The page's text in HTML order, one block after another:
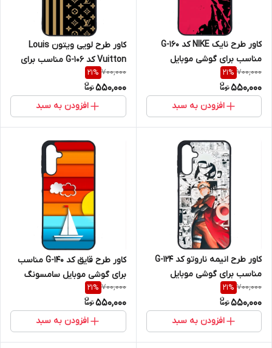
کاور طرح نایک NIKE کد G-160
مناسب برای گوشی موبایل
سامسونگ Galaxy A16 4G / A16
5G
700,000
21%
550,000
افزودن به سبد
کاور طرح لویی ویتون Louis
Vuitton کد G-106 مناسب برای
A16 4G / A16 5G
700,000
21%
550,000
افزودن به سبد
کاور طرح انیمه ناروتو کد G-124
مناسب برای گوشی موبایل
سامسونگ Galaxy A16 4G / A16
5G
700,000
21%
550,000
افزودن به سبد
کاور طرح قایق کد G-140 مناسب
برای گوشی موبایل سامسونگ
Galaxy A16 4G / A16 5G
700,000
21%
550,000
افزودن به سبد